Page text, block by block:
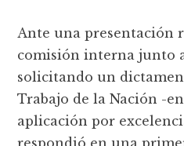
Ante una presentación
comisión interna junto
solicitando un
Trabajo de la Nación -
aplicación por
respondió en una